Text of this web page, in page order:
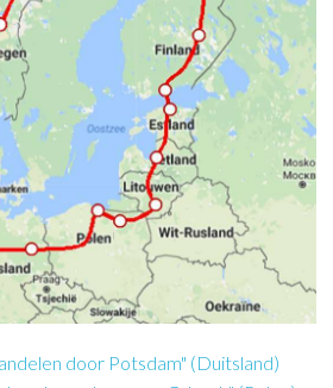
door Potsdam" (Duitsland)